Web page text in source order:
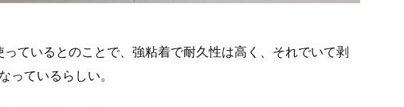
ているとのことで、強粘着で耐久性は高く、それでいて剥
っているらしい。